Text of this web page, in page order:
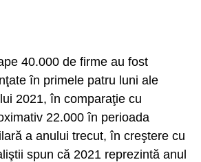
40.000 de firme au fost
în primele patru luni ale
2021, în comparaţie cu
22.000 în perioada
a anului trecut, în creştere cu
spun că 2021 reprezintă anul